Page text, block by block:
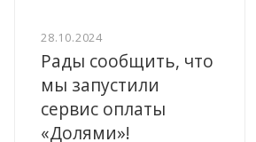
28.10.2024
Рады сообщить, что
мы запустили
сервис оплаты
«Долями»!